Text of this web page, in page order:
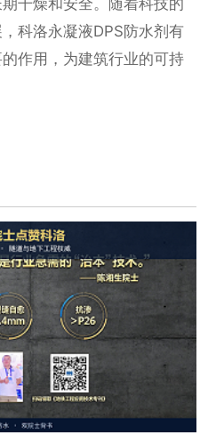
科洛永凝液DPS防水剂有
作用，为建筑行业的可持